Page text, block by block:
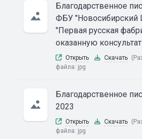
Благодарственное
ФБУ
"Первая русская
оказанную
Открыть Скачать
файла: jpg
Благодарственное
2023
Открыть Скачать
файла: jpg